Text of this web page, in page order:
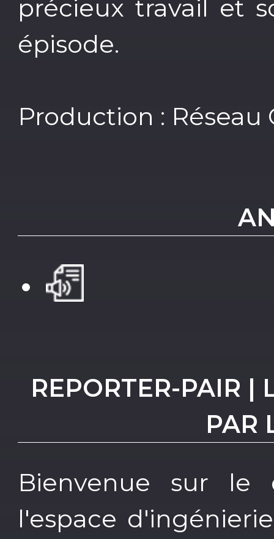
précieux travail et
épisode.
Production : Réseau
REPORTER-PAIR |
PAR
Bienvenue sur le
l'espace